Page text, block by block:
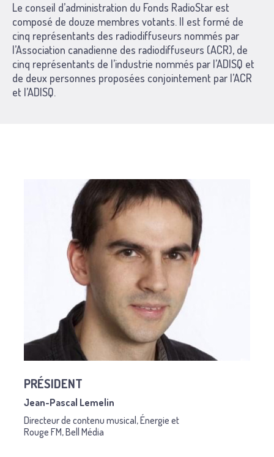
Le conseil d’administration du Fonds RadioStar est
composé de douze membres votants. Il est formé de
cinq représentants des radiodiffuseurs nommés par
l’Association canadienne des radiodiffuseurs (ACR), de
cinq représentants de l’industrie nommés par l’ADISQ et
de deux personnes proposées conjointement par l’ACR
et l’ADISQ.
PRÉSIDENT
Jean-Pascal Lemelin
Directeur de contenu musical, Énergie et
Rouge FM, Bell Média